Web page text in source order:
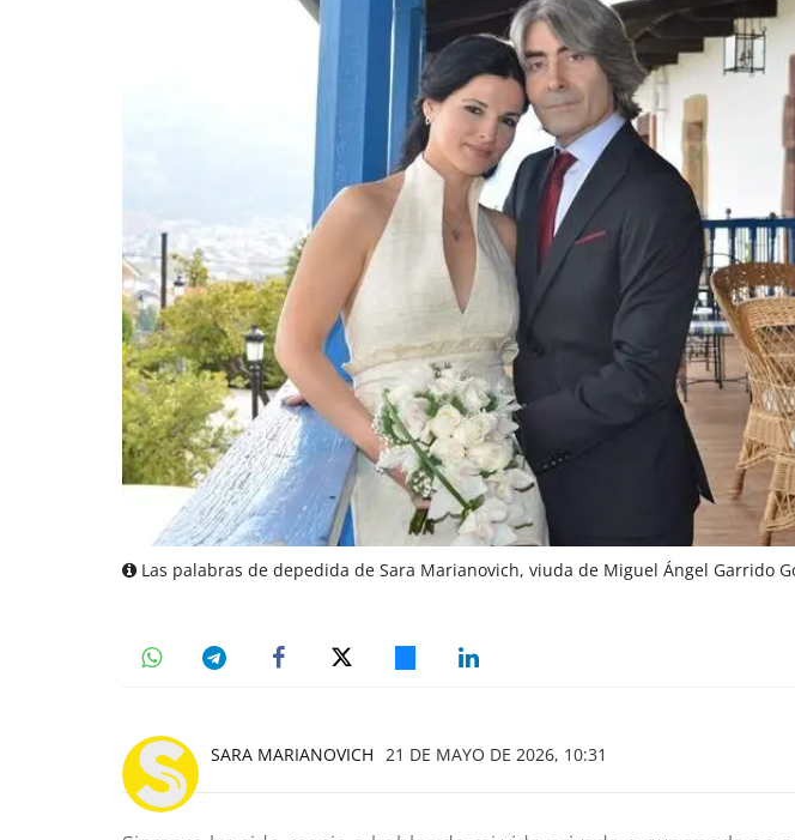
Las palabras de depedida de Sara Marianovich, viuda de Miguel Ángel Garrido
SARA MARIANOVICH 21 DE MAYO DE 2026, 10:31